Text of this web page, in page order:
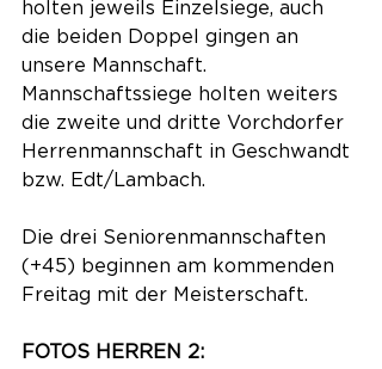
holten jeweils Einzelsiege, auch
die beiden Doppel gingen an
unsere Mannschaft.
Mannschaftssiege holten weiters
die zweite und dritte Vorchdorfer
Herrenmannschaft in Geschwandt
bzw. Edt/Lambach.
Die drei Seniorenmannschaften
(+45) beginnen am kommenden
Freitag mit der Meisterschaft.
FOTOS HERREN 2: